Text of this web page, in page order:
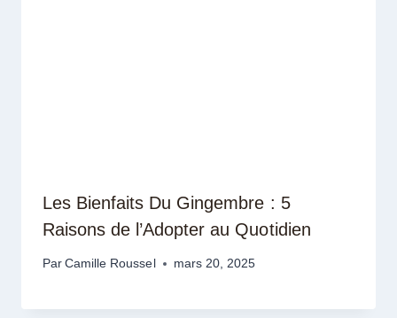
Les Bienfaits Du Gingembre : 5
Raisons de l’Adopter au Quotidien
Par Camille Roussel mars 20, 2025